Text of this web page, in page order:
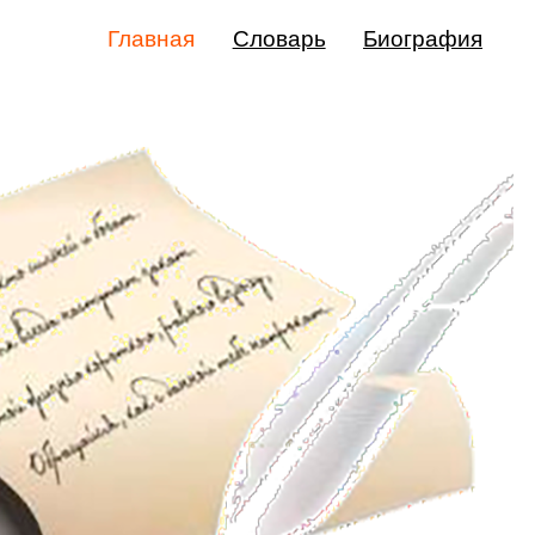
Главная Словарь Биография